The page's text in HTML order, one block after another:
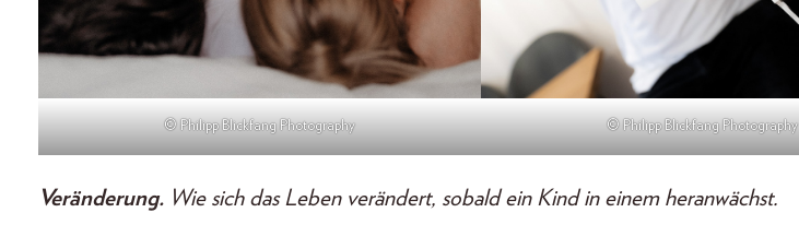
© Philipp Blickfang Photography © Philipp Blickfang Photography
Veränderung. Wie sich das Leben verändert, sobald ein Kind in einem heranwächst.